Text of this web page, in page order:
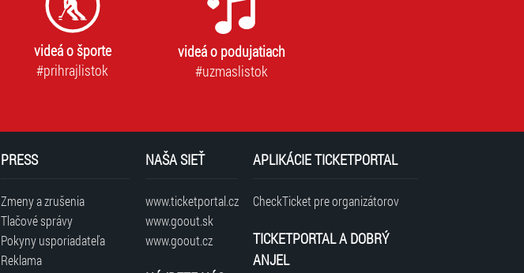
videá o športe
#prihrajlistok
videá o podujatiach
#uzmaslistok
PRESS
Zmeny a zrušenia
Tlačové správy
Pokyny usporiadateľa
Reklama
NAŠA SIEŤ
www.ticketportal.cz
www.goout.sk
www.goout.cz
APLIKÁCIE TICKETPORTAL
CheckTicket pre organizátorov
TICKETPORTAL A DOBRÝ
ANJEL